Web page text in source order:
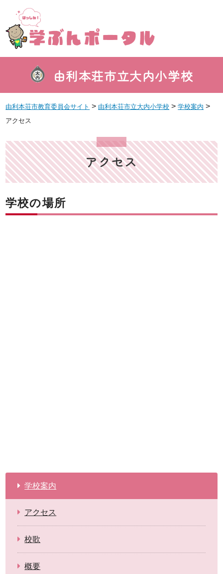
由利本荘市立大内小学校
由利本荘市教育委員会サイト > 由利本荘市立大内小学校 >学校案内 >
アクセス
アクセス
学校の場所
学校案内
アクセス
校歌
概要